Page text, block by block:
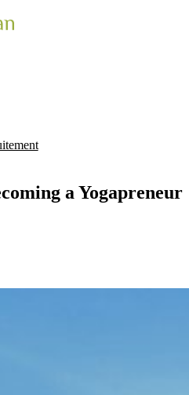
a Yogapreneur